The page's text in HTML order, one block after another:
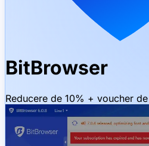
BitBrowser
Reducere de 10% + voucher